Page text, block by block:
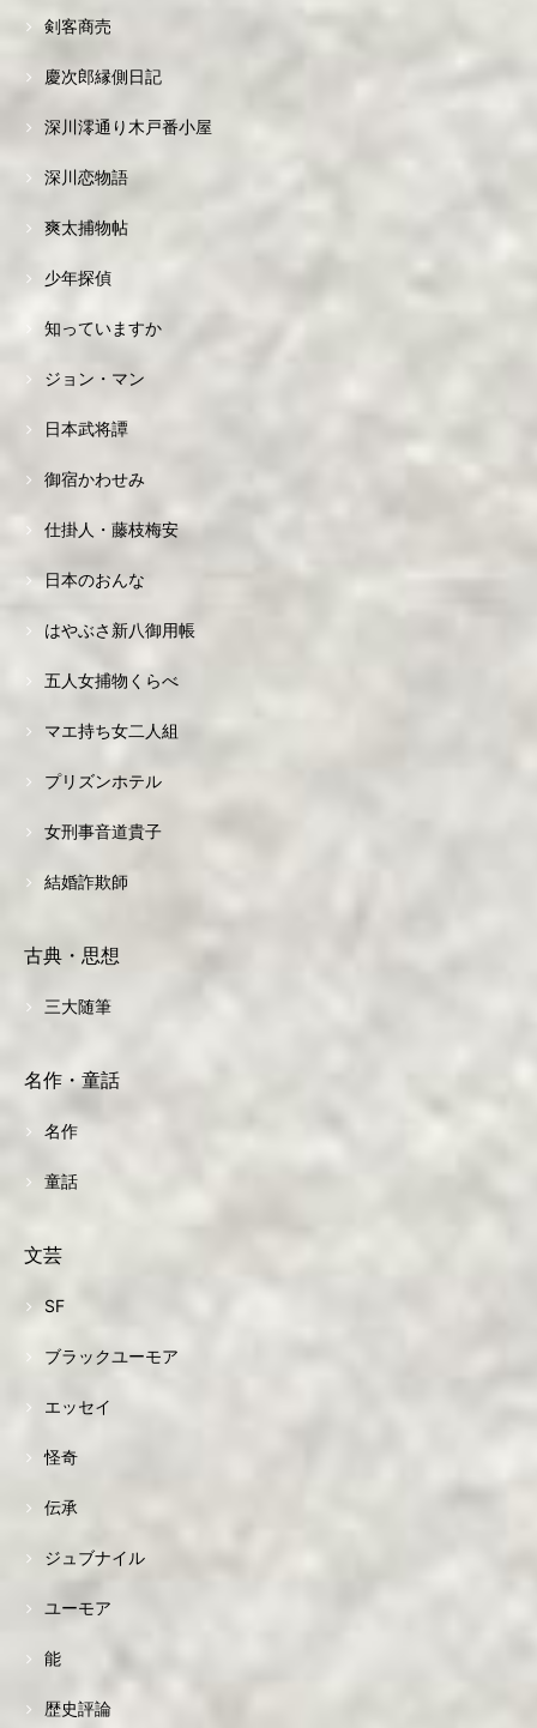
剣客商売
慶次郎縁側日記
深川澪通り木戸番小屋
深川恋物語
爽太捕物帖
少年探偵
知っていますか
ジョン・マン
日本武将譚
御宿かわせみ
仕掛人・藤枝梅安
日本のおんな
はやぶさ新八御用帳
五人女捕物くらべ
マエ持ち女二人組
プリズンホテル
女刑事音道貴子
結婚詐欺師
古典・思想
三大随筆
名作・童話
名作
童話
文芸
SF
ブラックユーモア
エッセイ
怪奇
伝承
ジュブナイル
ユーモア
能
歴史評論